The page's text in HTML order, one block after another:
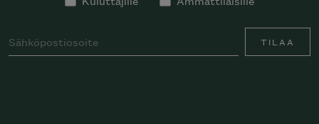
TILAA